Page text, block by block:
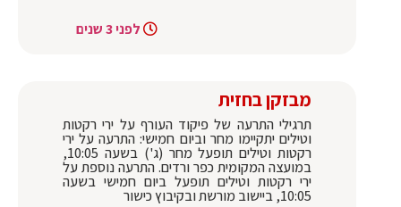
לפני 3 שנים
מבזקן בחזית
תרגילי התרעה של פיקוד העורף על ירי רקטות
וטילים יתקיימו מחר וביום חמישי: התרעה על ירי
רקטות וטילים תופעל מחר (ג') בשעה 10:05,
במועצה המקומית כפר ורדים. התרעה נוספת על
ירי רקטות וטילים תופעל ביום חמישי בשעה
10:05, ביישוב מורשת ובקיבוץ כישור